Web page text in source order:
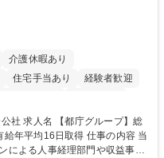
介護休暇あり
住宅手当あり
経験者歓迎
補助あり
プ】総
日取得 仕事の内容 当
による人事経理部門や収益事業